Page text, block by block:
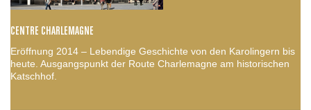
CENTRE CHARLEMAGNE
Eröffnung 2014 – Lebendige Geschichte von den Karolingern bis
heute. Ausgangspunkt der Route Charlemagne am historischen
Katschhof.